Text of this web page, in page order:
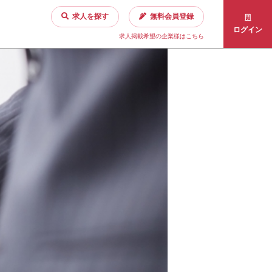
求人を探す 無料会員登録
求人掲載希望の企業様はこちら
ログイン